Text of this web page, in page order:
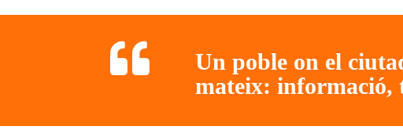
Un poble on el
mateix: informació,